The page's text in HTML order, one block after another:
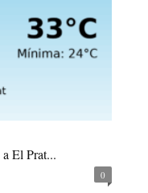
El Prat...
0